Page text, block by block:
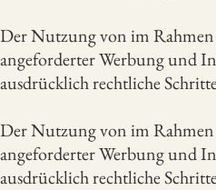
Der Nutzung von im
angeforderter Werbung und
ausdrücklich rechtliche
Der Nutzung von im
angeforderter Werbung und
ausdrücklich rechtliche